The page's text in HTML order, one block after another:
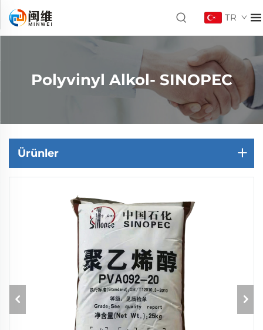
TR
Polyvinyl Alkol- SINOPEC
Ürünler